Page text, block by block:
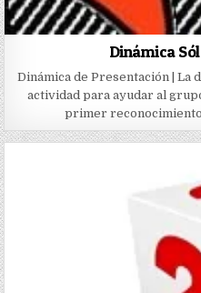
Dinámica
Dinámica de Presentación | La
actividad para ayudar al
primer